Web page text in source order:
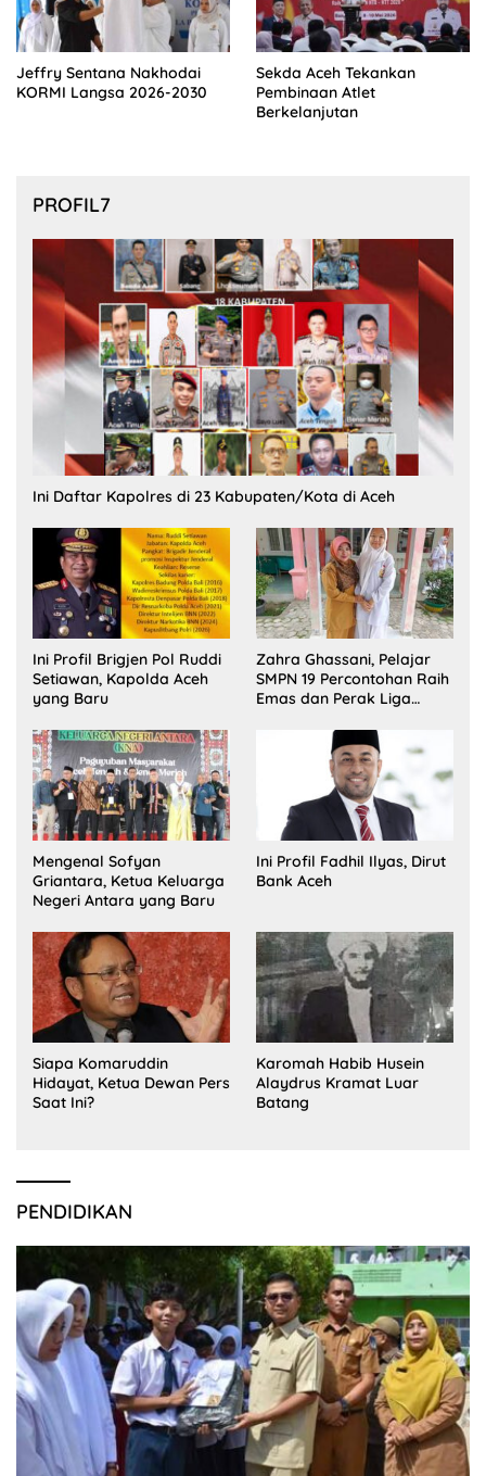
Jeffry Sentana Nakhodai
KORMI Langsa 2026-2030
Sekda Aceh Tekankan
Pembinaan Atlet
Berkelanjutan
PROFIL7
Ini Daftar Kapolres di 23 Kabupaten/Kota di Aceh
Ini Profil Brigjen Pol Ruddi
Setiawan, Kapolda Aceh
yang Baru
Zahra Ghassani, Pelajar
SMPN 19 Percontohan Raih
Emas dan Perak Liga
Mengenal Sofyan
Griantara, Ketua Keluarga
Negeri Antara yang Baru
Ini Profil Fadhil Ilyas, Dirut
Bank Aceh
Siapa Komaruddin
Hidayat, Ketua Dewan Pers
Saat Ini?
Karomah Habib Husein
Alaydrus Kramat Luar
Batang
PENDIDIKAN